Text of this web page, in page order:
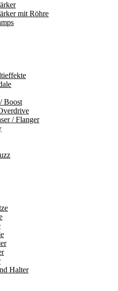
mit Röhre
Boost
/ Flanger
Halter